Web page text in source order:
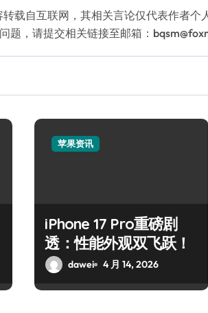
转载自互联网，其相关言论仅代表作者
题，请提交相关链接至邮箱：
苹果资讯
iPhone 17 Pro重磅剧
透：性能外观双飞跃！
dawei 4 月 14, 2026